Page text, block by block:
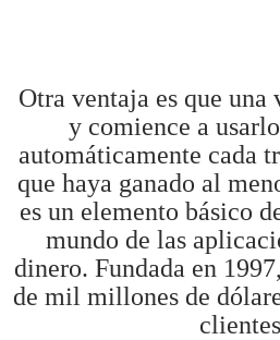
Otra ventaja es que una
y comience a
automáticamente cada
que haya ganado al
es un elemento básico
mundo de las
dinero. Fundada en
de mil millones de